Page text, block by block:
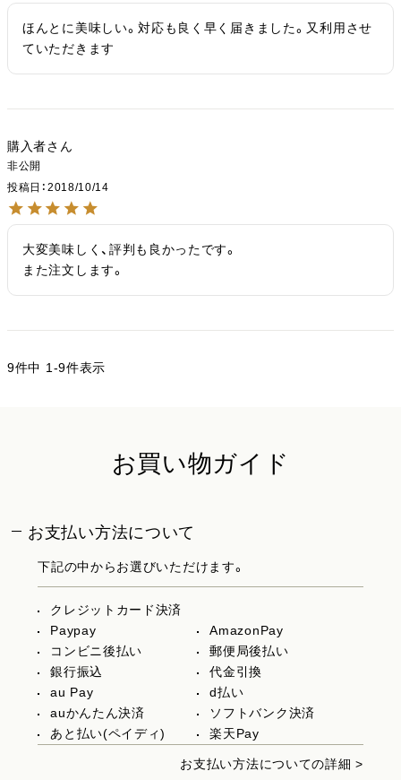
ほんとに美味しい。対応も良く早く届きました。又利用させ
ていただきます
購入者
非公開
投稿日
2018/10/14
大変美味しく、評判も良かったです。
また注文します。
9件中 1-9件表示
お買い物ガイド
お支払い方法について
下記の中からお選びいただけます。
クレジットカード決済
Paypay
AmazonPay
コンビニ後払い
郵便局後払い
銀行振込
代金引換
au Pay
d払い
auかんたん決済
ソフトバンク決済
あと払い(ペイディ)
楽天Pay
お支払い方法についての詳細 >